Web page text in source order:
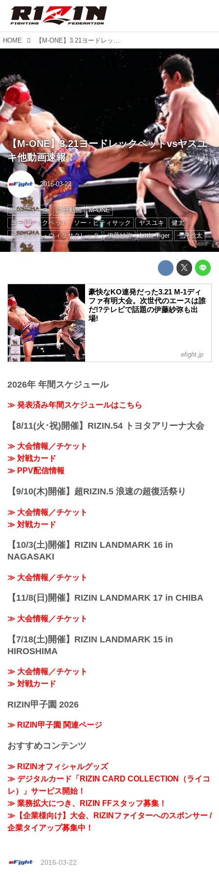
HOME 【M-ONE】3.21ヨードレックペットvsヤスユキ他動画速報！
【M-ONE】3.21ヨードレックペットvsヤスユ
キ他動画速報！
2016-03-22
総合ニュース 試合動画
M-ONE
ヨードレックペット・ソー・ピティサック
ヤスユキ
健太
ゴンナパー・ウィラサクレック
伊藤紗弥 Little Tiger 一戸総太
豪快なKO連発だった3.21 M-1ディ
ファ有明大会。次世代のエースは誰
だ!?テレビで話題の伊藤紗弥も出
場!
efight.jp
2026年 年間スケジュール
≫ 発表済み年間スケジュールはこちら
【8/11(火･祝)開催】RIZIN.54 トヨタアリーナ大会
≫ 大会情報／チケット
≫ 対戦カード
≫ PPV配信情報
【9/10(木)開催】超RIZIN.5 浪速の超復活祭り
≫ 大会情報／チケット
≫ 対戦カード
【10/3(土)開催】RIZIN LANDMARK 16 in
NAGASAKI
≫ 大会情報／チケット
【11/8(日)開催】RIZIN LANDMARK 17 in CHIBA
≫ 大会情報／チケット
【7/18(土)開催】RIZIN LANDMARK 15 in
HIROSHIMA
≫ 大会情報／チケット
≫ 対戦カード
RIZIN甲子園 2026
≫ RIZIN甲子園 関連ページ
おすすめコンテンツ
≫ RIZINオフィシャルグッズ
≫ デジタルカード「RIZIN CARD COLLECTION（ライコ
レ）」サービス開始！
≫ 業務拡大につき、RIZIN FFスタッフ募集！
≫【企業様向け】大会、RIZINファイターへのスポンサー /
企業タイアップ募集中！
2016-03-22